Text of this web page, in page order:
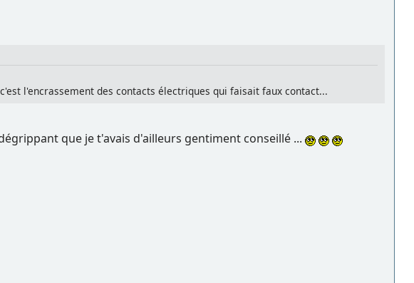
l'encrassement des contacts électriques qui faisait faux contact...
que je t'avais d'ailleurs gentiment conseillé ...